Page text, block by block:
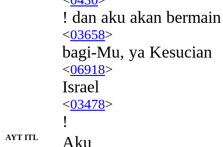
! dan aku akan
<03658>
bagi-Mu, ya Kesucian
<06918>
Israel
<03478>
!
AYT ITL Aku